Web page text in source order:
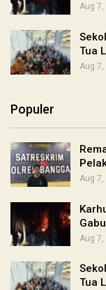
Aug 7,
Tua
Aug 7,
Populer
Aug 7,
Aug 7,
Tua